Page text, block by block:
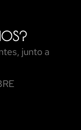
junto a